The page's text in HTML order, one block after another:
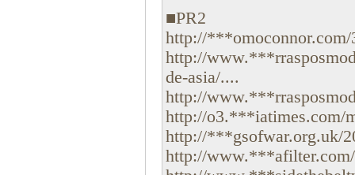
■PR2
http://***omoconnor.com/
http://
de-asia/....
http://
http://o3.***iatimes.com/
http://***gsofwar.org.uk/
http://